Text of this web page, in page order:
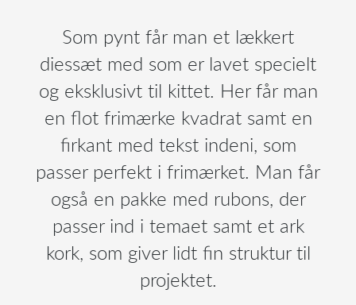
Som pynt får man et lækkert
diessæt med som er lavet specielt
og eksklusivt til kittet. Her får man
en flot frimærke kvadrat samt en
firkant med tekst indeni, som
passer perfekt i frimærket. Man får
også en pakke med rubons, der
passer ind i temaet samt et ark
kork, som giver lidt fin struktur til
projektet.